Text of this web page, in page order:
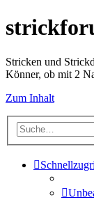
Stricken und
Könner, ob mit 2
Zum Inhalt